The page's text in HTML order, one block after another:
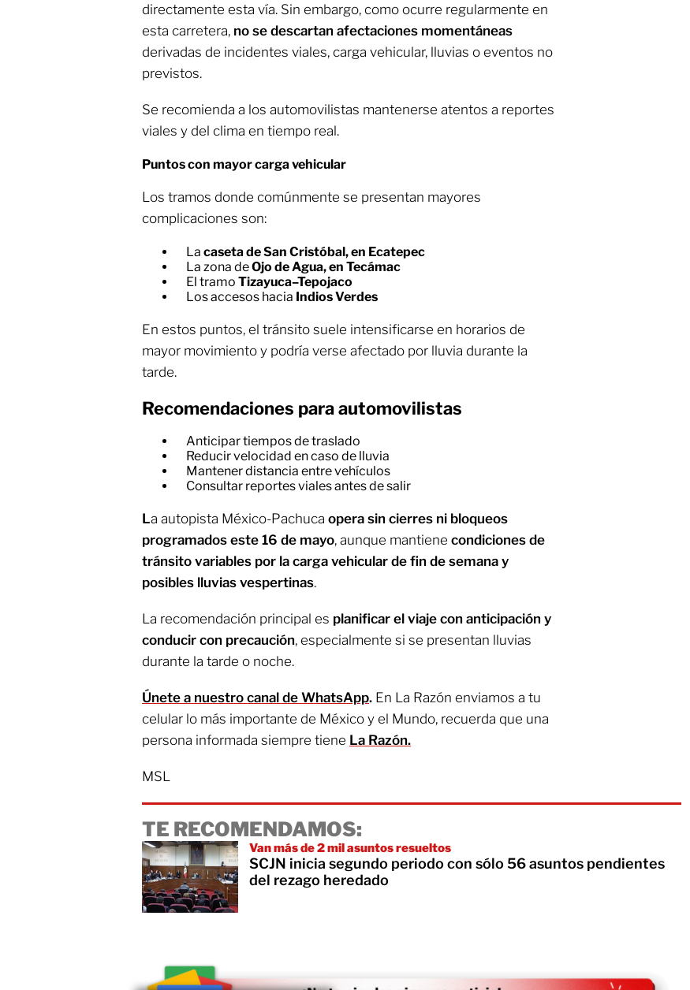
directamente esta vía. Sin embargo, como ocurre regularmente en
esta carretera, no se descartan afectaciones momentáneas
derivadas de incidentes viales, carga vehicular, lluvias o eventos no
previstos.
Se recomienda a los automovilistas mantenerse atentos a reportes
viales y del clima en tiempo real.
Puntos con mayor carga vehicular
Los tramos donde comúnmente se presentan mayores
complicaciones son:
La caseta de San Cristóbal, en Ecatepec
La zona deOjo de Agua, en Tecámac
El tramo Tizayuca–Tepojaco
Los accesos hacia Indios Verdes
En estos puntos, el tránsito suele intensificarse en horarios de
mayor movimiento y podría verse afectado por lluvia durante la
tarde.
Recomendaciones para automovilistas
Anticipar tiempos de traslado
Reducir velocidad en caso de lluvia
Mantener distancia entre vehículos
Consultar reportes viales antes de salir
La autopista México-Pachuca opera sin cierres ni bloqueos
programados este 16 de mayo, aunque mantiene condiciones de
tránsito variables por la carga vehicular de fin de semana y
posibles lluvias vespertinas.
La recomendación principal es planificar el viaje con anticipación y
conducir con precaución, especialmente si se presentan lluvias
durante la tarde o noche.
Únete a nuestro canal de WhatsApp. En La Razón enviamos a tu
celular lo más importante de México y el Mundo, recuerda que una
persona informada siempre tiene La Razón.
MSL
TE RECOMENDAMOS:
Van más de 2 mil asuntos resueltos
SCJN inicia segundo periodo con sólo 56 asuntos pendientes
del rezago heredado